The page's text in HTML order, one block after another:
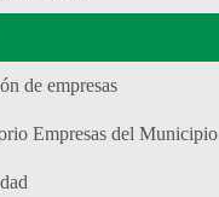
de empresas
Empresas del Municipio